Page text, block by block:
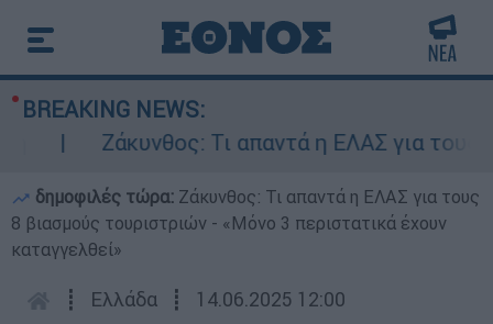
BREAKING NEWS:
Ζάκυνθος: Τι απαντά η ΕΛΑΣ για τους 8
δημοφιλές τώρα: Ζάκυνθος: Τι απαντά η ΕΛΑΣ για τους
8 βιασμούς τουριστριών - «Μόνο 3 περιστατικά έχουν
καταγγελθεί»
┋ Ελλάδα ┋ 14.06.2025 12:00